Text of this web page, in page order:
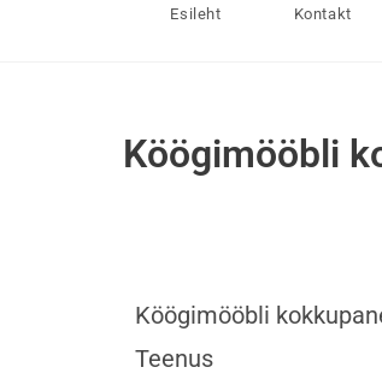
Esileht Kontakt
Köögimööbli
Köögimööbli
Teenus